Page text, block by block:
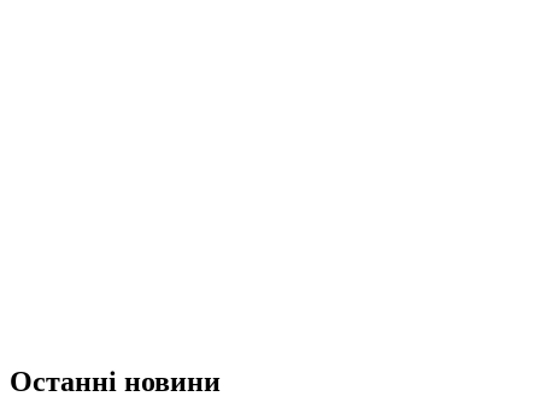
Останні новини